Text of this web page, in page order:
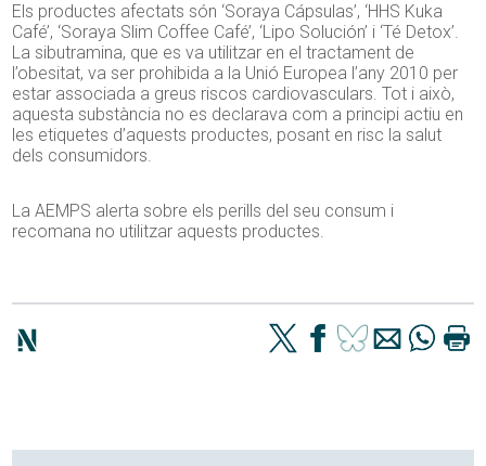
Els productes afectats són ‘Soraya Cápsulas’, ‘HHS Kuka
Café’, ‘Soraya Slim Coffee Café’, ‘Lipo Solución’ i ‘Té Detox’.
La sibutramina, que es va utilitzar en el tractament de
l’obesitat, va ser prohibida a la Unió Europea l’any 2010 per
estar associada a greus riscos cardiovasculars. Tot i això,
aquesta substància no es declarava com a principi actiu en
les etiquetes d’aquests productes, posant en risc la salut
dels consumidors.
La AEMPS alerta sobre els perills del seu consum i
recomana no utilitzar aquests productes.